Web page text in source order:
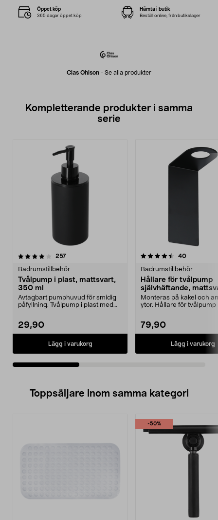
Clas Ohlson - Se alla produkter
Öppet köp
365 dagar öppet köp
Hämta i butik
Beställ online, från butikslager
Kompletterande produkter i samma
serie
257recensioner
Badrumstillbehör
Tvålpump i plast, mattsvart,
350 ml
Avtagbart pumphuvud för smidig
påfyllning. Tvålpump i plast med
29,90
Lägg i varukorg
4.5av 5 stjärnor 40
Badrumstillbehör
Hållare för tvålpump
självhäftande,
Monteras på kakel och
ytor. Hållare för tvålpump
79,90
Lägg i varukorg
4.5av 5 stjärnor
Toppsäljare inom samma kategori
-50%